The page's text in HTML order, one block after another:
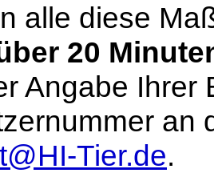
alle diese
20
Angabe Ihrer
an
Tier.de.